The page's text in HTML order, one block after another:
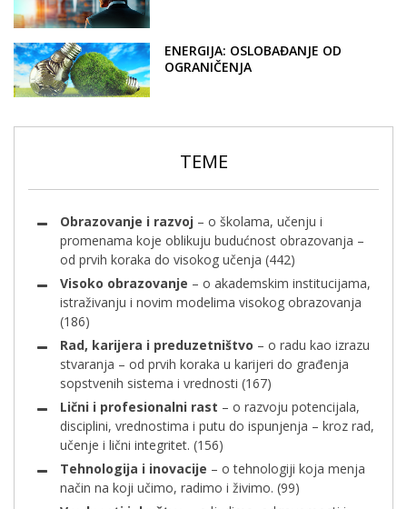
ENERGIJA: OSLOBAĐANJE OD
OGRANIČENJA
TEME
Obrazovanje i razvoj – o školama, učenju i
promenama koje oblikuju budućnost obrazovanja –
od prvih koraka do visokog učenja (442)
Visoko obrazovanje – o akademskim institucijama,
istraživanju i novim modelima visokog obrazovanja
(186)
Rad, karijera i preduzetništvo – o radu kao izrazu
stvaranja – od prvih koraka u karijeri do građenja
sopstvenih sistema i vrednosti (167)
Lični i profesionalni rast – o razvoju potencijala,
disciplini, vrednostima i putu do ispunjenja – kroz rad,
učenje i lični integritet. (156)
Tehnologija i inovacije – o tehnologiji koja menja
način na koji učimo, radimo i živimo. (99)